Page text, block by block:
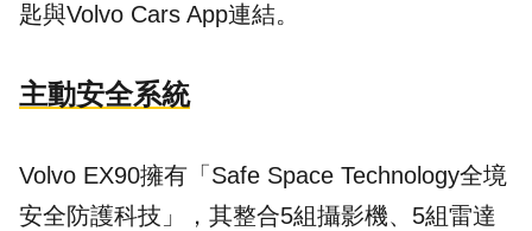
匙與Volvo Cars App連結。
主動安全系統
Volvo EX90擁有「Safe Space Technology全境
安全防護科技」，其整合5組攝影機、5組雷達